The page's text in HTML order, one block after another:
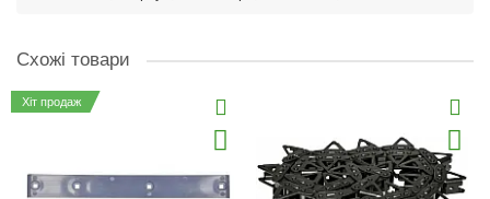
Схожі товари
Хіт продаж